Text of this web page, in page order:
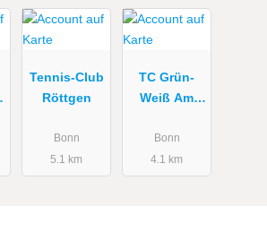
Tennis-Club
Röttgen
Bonn
5.1 km
TC Grün-
Weiß Am
Bonn
4.1 km